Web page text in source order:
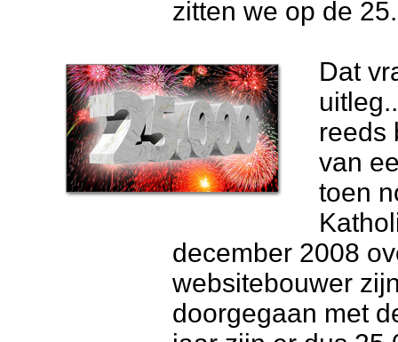
zitten we op de
Dat
reeds
van
toen
december 2008
websitebouwer
doorgegaan met